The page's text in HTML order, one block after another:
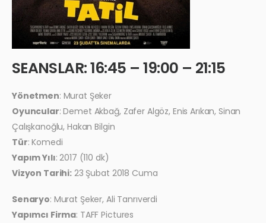
SEANSLAR: 16:45 – 19:00 – 21:15
Yönetmen: Murat Şeker
Oyuncular: Demet Akbağ, Zafer Algöz, Enis Arıkan, Sinan
Çalışkanoğlu, Hakan Bilgin
Tür: Komedi
Yapım Yılı: 2017 (110 dk)
Vizyon Tarihi: 23 Şubat 2018 Cuma
Senaryo: Murat Şeker, Ali Tanrıverdi
Yapımcı Firma: TAFF Pictures